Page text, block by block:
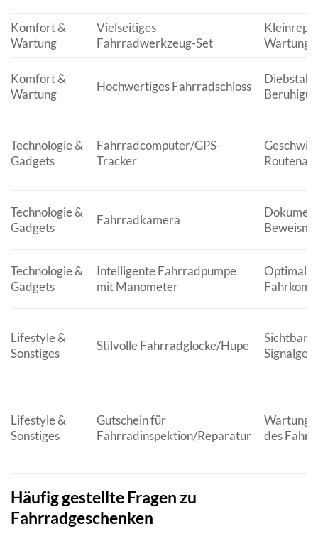
Komfort &
Wartung
Vielseitiges
Fahrradwerkzeug-Set
Wartung,
Komfort &
Wartung
Hochwertiges Fahrradschloss
Technologie &
Gadgets
Fahrradcomputer/GPS-
Tracker
Technologie &
Gadgets
Fahrradkamera
Technologie &
Gadgets
Intelligente Fahrradpumpe
mit Manometer
Lifestyle &
Sonstiges
Stilvolle Fahrradglocke/Hupe
Lifestyle &
Sonstiges
Gutschein für
Fahrradinspektion/Reparatur
Wartung,
des
Häufig gestellte Fragen zu
Fahrradgeschenken